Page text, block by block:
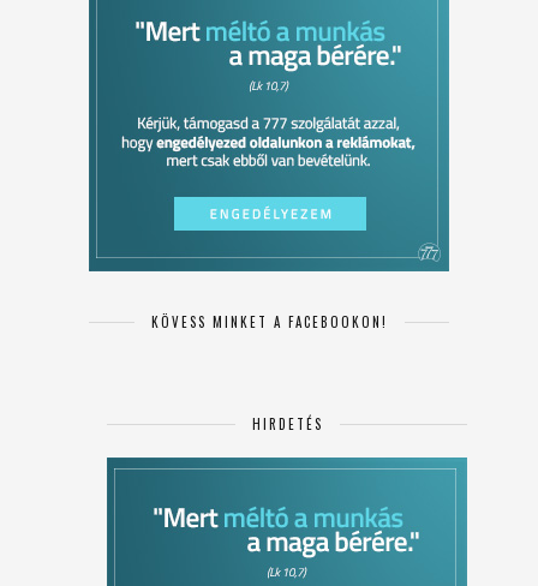
KÖVESS MINKET A FACEBOOKON!
HIRDETÉS